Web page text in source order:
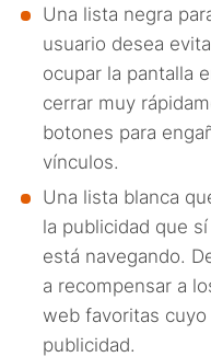
Una lista negra
usuario desea
ocupar la pantalla
cerrar muy
botones para
vínculos.
Una lista blanca
la publicidad que
está navegando.
a recompensar a
web favoritas
publicidad.